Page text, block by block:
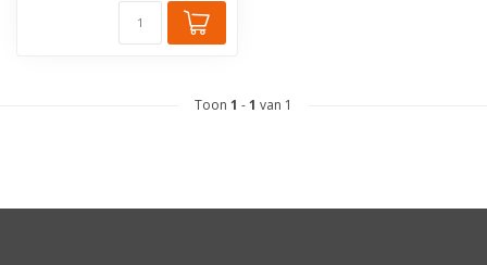
Toon 1 -1 van 1